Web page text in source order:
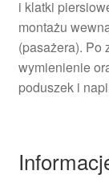
i klatki
montażu
(pasażera). Po
wymienienie
poduszek i